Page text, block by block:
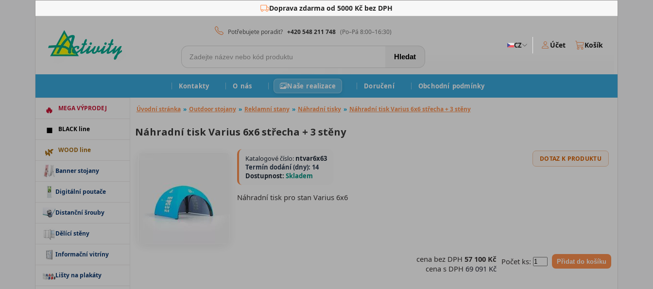
Doprava zdarma od 5000 Kč bez DPH
Potřebujete poradit? +420 548 211 748 (Po–Pá 8:00–16:30)
Hledat
CZ Účet Košík
Kontakty O nás Naše realizace Doručení Obchodní podmínky
MEGA VÝPRODEJ
BLACK line
WOOD line
Banner stojany
Digitální poutače
Distanční šrouby
Dělící stěny
Informační vitríny
Lišty na plakáty
Úvodní stránka » Outdoor stojany » Reklamní stany » Náhradní tisky » Náhradní tisk Varius 6x6 střecha + 3 stěny
Náhradní tisk Varius 6x6 střecha + 3 stěny
DOTAZ K PRODUKTU
Katalogové číslo: ntvar6x63
Termín dodání (dny): 14
Dostupnost: Skladem
Náhradní tisk pro stan Varius 6x6
Počet ks: Přidat do košíku
cena bez DPH 57 100 Kč
cena s DPH 69 091 Kč